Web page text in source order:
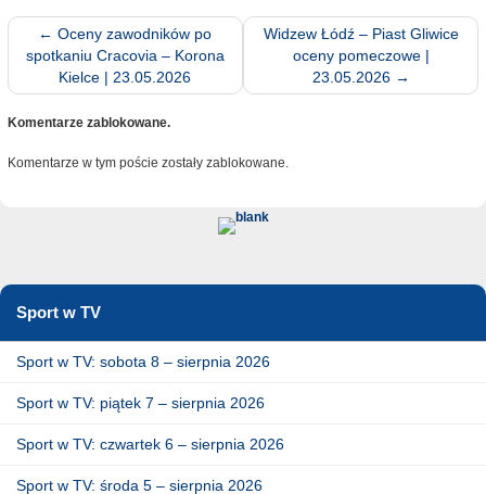
← Oceny zawodników po
spotkaniu Cracovia – Korona
Kielce | 23.05.2026
Widzew Łódź – Piast Gliwice
oceny pomeczowe |
23.05.2026 →
Komentarze zablokowane.
Komentarze w tym poście zostały zablokowane.
Sport w TV
Sport w TV: sobota 8 – sierpnia 2026
Sport w TV: piątek 7 – sierpnia 2026
Sport w TV: czwartek 6 – sierpnia 2026
Sport w TV: środa 5 – sierpnia 2026